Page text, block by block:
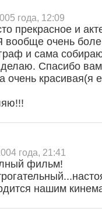
года, 12:09
прекрасное и
вообще очень
и сама
Спасибо
очень красивая(я
года, 21:41
фильм!
нашим
мнением
и грубые отзывы нещадно